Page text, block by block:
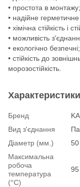
• простота в монтажу;
• надійне
• хімічна стійкість і
• можливість
• екологічно безпечні;
• стійкість до
морозостійкість.
Характеристики
Бренд
Вид з'єднання
Діаметр (мм.)
50
Максимальна
робоча
температура
(°С)
95